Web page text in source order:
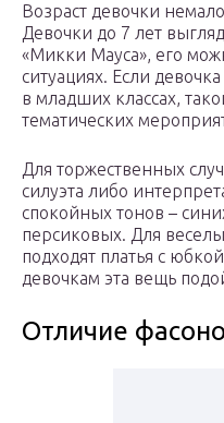
Возраст девочки
Девочки до 7 лет
«Микки Мауса», его
ситуациях. Если
в младших классах,
тематических
Для торжественных
силуэта либо
спокойных тонов –
персиковых. Для
подходят платья с
девочкам эта вещь
Отличие